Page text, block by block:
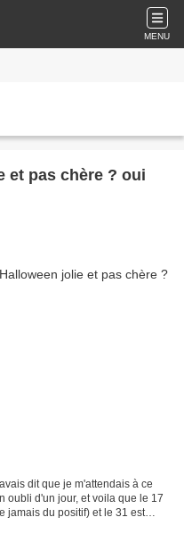
MENU
et pas chère ? oui
dit que je m'attendais à ce
oubli d'un jour, et voila que le 17
jamais du positif) et le 31 est